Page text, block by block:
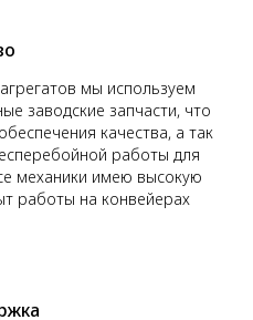
мы используем
заводские запчасти, что
качества, а так
работы для
механики имею высокую
работы на конвейерах